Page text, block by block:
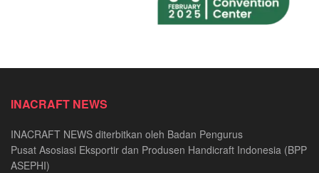
INACRAFT NEWS
INACRAFT NEWS diterbitkan oleh Badan Pengurus
Pusat Asosiasi Eksportir dan Produsen Handicraft Indonesia (BPP
ASEPHI)